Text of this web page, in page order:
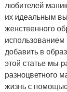
любителей
их идеальным
женственного
использованием
добавить в
этой статье мы
разноцветного
жизнь с